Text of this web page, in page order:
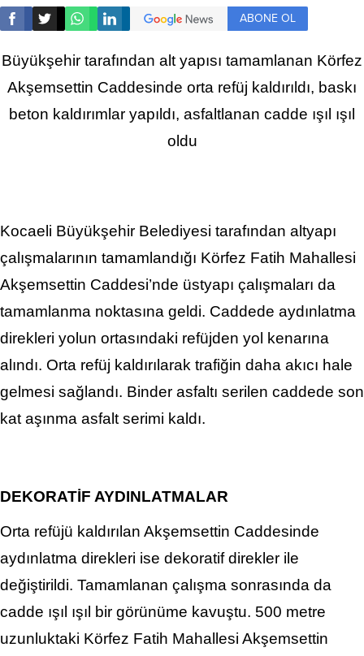
ABONE OL
Büyükşehir tarafından alt yapısı tamamlanan Körfez
Akşemsettin Caddesinde orta refüj kaldırıldı, baskı
beton kaldırımlar yapıldı, asfaltlanan cadde ışıl ışıl
oldu
Kocaeli Büyükşehir Belediyesi tarafından altyapı
çalışmalarının tamamlandığı Körfez Fatih Mahallesi
Akşemsettin Caddesi’nde üstyapı çalışmaları da
tamamlanma noktasına geldi. Caddede aydınlatma
direkleri yolun ortasındaki refüjden yol kenarına
alındı. Orta refüj kaldırılarak trafiğin daha akıcı hale
gelmesi sağlandı. Binder asfaltı serilen caddede son
kat aşınma asfalt serimi kaldı.
DEKORATİF AYDINLATMALAR
Orta refüjü kaldırılan Akşemsettin Caddesinde
aydınlatma direkleri ise dekoratif direkler ile
değiştirildi. Tamamlanan çalışma sonrasında da
cadde ışıl ışıl bir görünüme kavuştu. 500 metre
uzunluktaki Körfez Fatih Mahallesi Akşemsettin